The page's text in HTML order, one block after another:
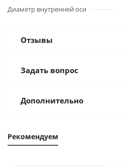
Диаметр внутренней оси
Отзывы
Задать вопрос
Дополнительно
Рекомендуем